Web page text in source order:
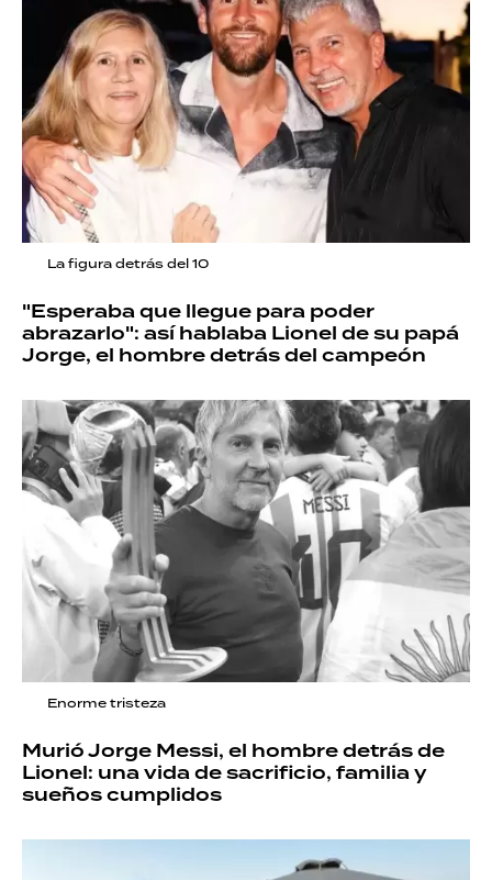
La figura detrás del 10
"Esperaba que llegue para poder
abrazarlo": así hablaba Lionel de su papá
Jorge, el hombre detrás del campeón
Enorme tristeza
Murió Jorge Messi, el hombre detrás de
Lionel: una vida de sacrificio, familia y
sueños cumplidos